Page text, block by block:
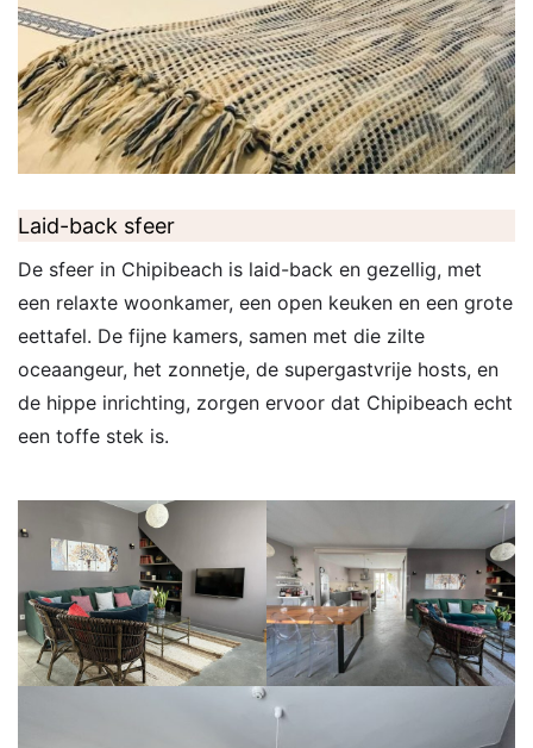
Laid-back sfeer
De sfeer in Chipibeach is laid-back en gezellig, met
een relaxte woonkamer, een open keuken en een grote
eettafel. De fijne kamers, samen met die zilte
oceaangeur, het zonnetje, de supergastvrije hosts, en
de hippe inrichting, zorgen ervoor dat Chipibeach echt
een toffe stek is.